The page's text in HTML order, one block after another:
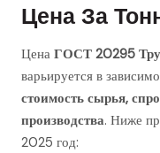
Цена За
Цена ГОСТ 20295
варьируется в
стоимость сырья,
производства. Ниже
2025 год: